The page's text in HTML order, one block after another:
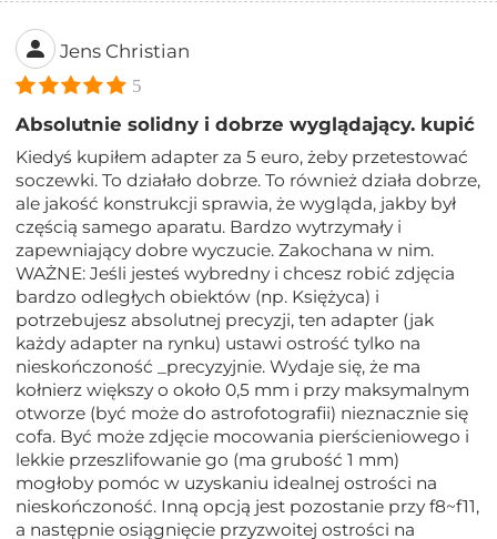
Jens Christian
5
Absolutnie solidny i dobrze wyglądający. kupić
Kiedyś kupiłem adapter za 5 euro, żeby przetestować
soczewki. To działało dobrze. To również działa dobrze,
ale jakość konstrukcji sprawia, że ​​wygląda, jakby był
częścią samego aparatu. Bardzo wytrzymały i
zapewniający dobre wyczucie. Zakochana w nim.
WAŻNE: Jeśli jesteś wybredny i chcesz robić zdjęcia
bardzo odległych obiektów (np. Księżyca) i
potrzebujesz absolutnej precyzji, ten adapter (jak
każdy adapter na rynku) ustawi ostrość tylko na
nieskończoność _precyzyjnie. Wydaje się, że ma
kołnierz większy o około 0,5 mm i przy maksymalnym
otworze (być może do astrofotografii) nieznacznie się
cofa. Być może zdjęcie mocowania pierścieniowego i
lekkie przeszlifowanie go (ma grubość 1 mm)
mogłoby pomóc w uzyskaniu idealnej ostrości na
nieskończoność. Inną opcją jest pozostanie przy f8~f11,
a następnie osiągnięcie przyzwoitej ostrości na